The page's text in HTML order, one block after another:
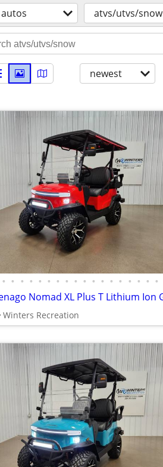
autos atvs/utvs/snow
newest
• • • • • • • • • • • • • • • • • •
Winters Recreation